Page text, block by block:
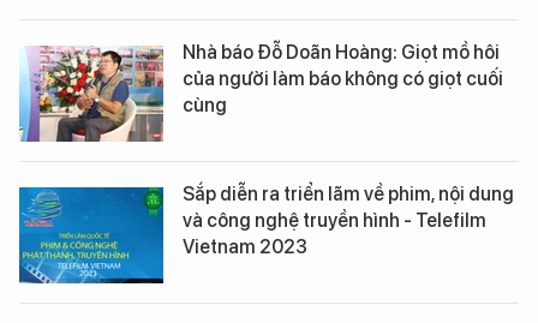
Nhà báo Đỗ Doãn Hoàng: Giọt mồ hôi
của người làm báo không có giọt cuối
cùng
Sắp diễn ra triển lãm về phim, nội dung
và công nghệ truyền hình - Telefilm
Vietnam 2023